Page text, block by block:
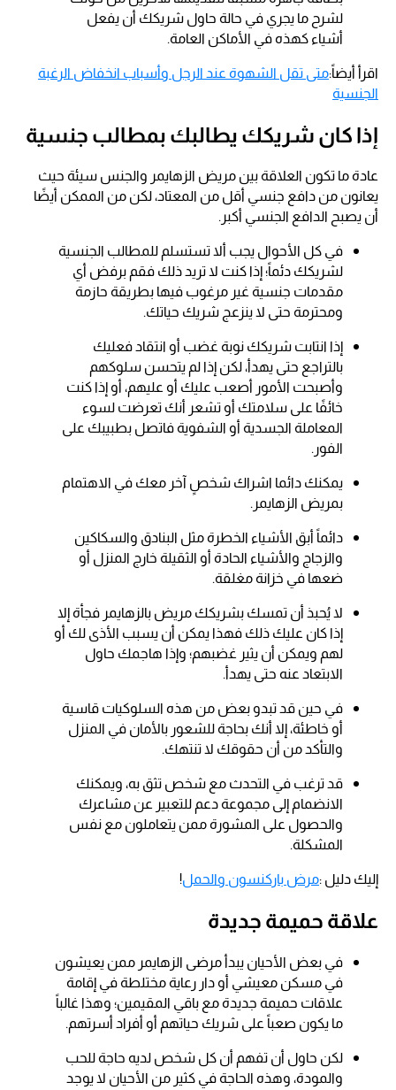
لشرح ما يجري في حالة حاول شريكك أن يفعل
أشياء كهذه في الأماكن العامة.
اقرأ أيضاً:متى تقل الشهوة عند الرجل وأسباب انخفاض الرغبة
الجنسية
إذا كان شريكك يطالبك بمطالب جنسية
عادة ما تكون العلاقة بين مريض الزهايمر والجنس سيئة حيث
يعانون من دافع جنسي أقل من المعتاد، لكن من الممكن أيضًا
أن يصبح الدافع الجنسي أكبر.
في كل الأحوال يجب ألا تستسلم للمطالب الجنسية
لشريكك دئماً؛ إذا كنت لا تريد ذلك فقم برفض أي
مقدمات جنسية غير مرغوب فيها بطريقة حازمة
ومحترمة حتى لا ينزعج شريك حياتك.
إذا انتابت شريكك نوبة غضب أو انتقاد فعليك
بالتراجع حتى يهدأ، لكن إذا لم يتحسن سلوكهم
وأصبحت الأمور أصعب عليك أو عليهم، أو إذا كنت
خائفًا على سلامتك أو تشعر أنك تعرضت لسوء
المعاملة الجسدية أو الشفوية فاتصل بطبيبك على
الفور.
يمكنك دائما اشراك شخصٍ آخر معك في الاهتمام
بمريض الزهايمر.
دائماً أبق الأشياء الخطرة مثل البنادق والسكاكين
والزجاج والأشياء الحادة أو الثقيلة خارج المنزل أو
ضعها في خزانة مغلقة.
لا يُحبذ أن تمسك بشريكك مريض بالزهايمر فجأة إلا
إذا كان عليك ذلك فهذا يمكن أن يسبب الأذى لك أو
لهم ويمكن أن يثير غضبهم؛ وإذا هاجمك حاول
الابتعاد عنه حتى يهدأ.
في حين قد تبدو بعض من هذه السلوكيات قاسية
أو خاطئة، إلا أنك بحاجة للشعور بالأمان في المنزل
والتأكد من أن حقوقك لا تنتهك.
قد ترغب في التحدث مع شخص تثق به، ويمكنك
الانضمام إلى مجموعة دعم للتعبير عن مشاعرك
والحصول على المشورة ممن يتعاملون مع نفس
المشكلة.
إليك دليل :مرض باركنسون والحمل!
علاقة حميمة جديدة
في بعض الأحيان يبدأ مرضى الزهايمر ممن يعيشون
في مسكن معيشي أو دار رعاية مختلطة في إقامة
علاقات حميمة جديدة مع باقي المقيمين؛ وهذا غالباً
ما يكون صعباً على شريك حياتهم أو أفراد أسرتهم.
لكن حاول أن تفهم أن كل شخص لديه حاجة للحب
والمودة، وهذه الحاجة في كثير من الأحيان لا يوجد